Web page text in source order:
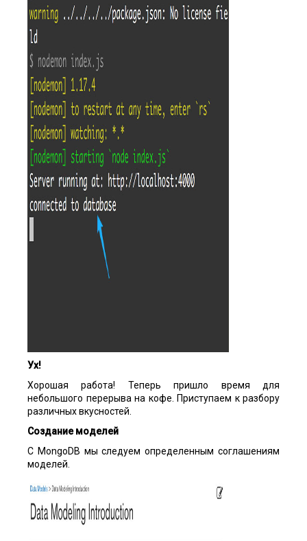
Ух!
Хорошая работа! Теперь пришло время для
небольшого перерыва на кофе. Приступаем к разбору
различных вкусностей.
Создание моделей
С MongoDB мы следуем определенным соглашениям
моделей.